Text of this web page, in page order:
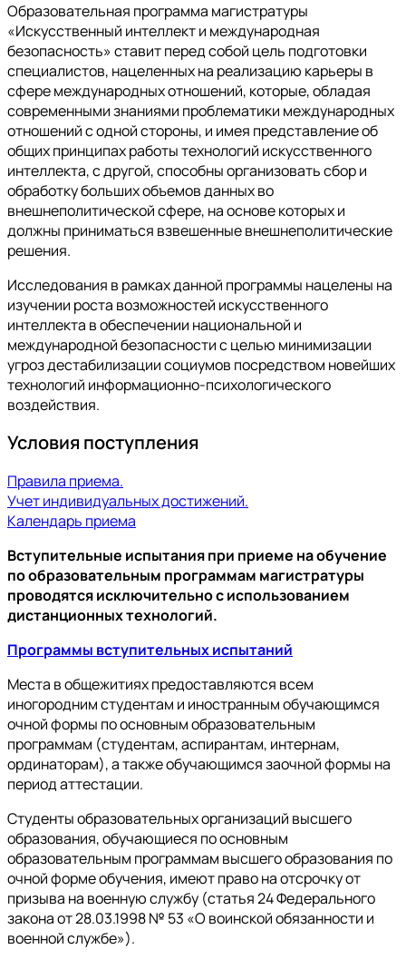
Образовательная программа магистратуры
«Искусственный интеллект и международная
безопасность» ставит перед собой цель подготовки
специалистов, нацеленных на реализацию карьеры в
сфере международных отношений, которые, обладая
современными знаниями проблематики международных
отношений с одной стороны, и имея представление об
общих принципах работы технологий искусственного
интеллекта, с другой, способны организовать сбор и
обработку больших объемов данных во
внешнеполитической сфере, на основе которых и
должны приниматься взвешенные внешнеполитические
решения.
Исследования в рамках данной программы нацелены на
изучении роста возможностей искусственного
интеллекта в обеспечении национальной и
международной безопасности с целью минимизации
угроз дестабилизации социумов посредством новейших
технологий информационно-психологического
воздействия.
Условия поступления
Правила приема.
Учет индивидуальных достижений.
Календарь приема
Вступительные испытания при приеме на обучение
по образовательным программам магистратуры
проводятся исключительно с использованием
дистанционных технологий.
Программы вступительных испытаний
Места в общежитиях предоставляются всем
иногородним студентам и иностранным обучающимся
очной формы по основным образовательным
программам (студентам, аспирантам, интернам,
ординаторам), а также обучающимся заочной формы на
период аттестации.
Студенты образовательных организаций высшего
образования, обучающиеся по основным
образовательным программам высшего образования по
очной форме обучения, имеют право на отсрочку от
призыва на военную службу (статья 24 Федерального
закона от 28.03.1998 № 53 «О воинской обязанности и
военной службе»).